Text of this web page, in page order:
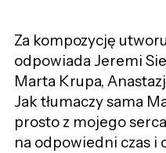
Za kompozycję
odpowiada Jeremi
Marta Krupa,
Jak tłumaczy sama
prosto z mojego
na odpowiedni czas